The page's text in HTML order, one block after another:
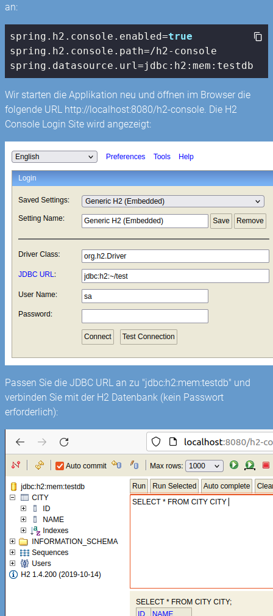
an:
spring.h2. console .enabled=true
spring.h2. console .path=/h2- console
spring.datasource.url=jdbc:h2:mem:testdb
Wir starten die Applikation neu und öffnen im Browser die
folgende URL http://localhost:8080/h2-console. Die H2
Console Login Site wird angezeigt:
Passen Sie die JDBC URL an zu "jdbc:h2:mem:testdb" und
verbinden Sie mit der H2 Datenbank (kein Passwort
erforderlich):